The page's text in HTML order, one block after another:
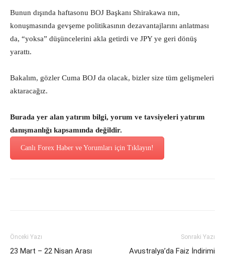
Bunun dışında haftasonu BOJ Başkanı Shirakawa nın,
konuşmasında gevşeme politikasının dezavantajlarını anlatması
da, “yoksa” düşüncelerini akla getirdi ve JPY ye geri dönüş
yarattı.
Bakalım, gözler Cuma BOJ da olacak, bizler size tüm gelişmeleri
aktaracağız.
Burada yer alan yatırım bilgi, yorum ve tavsiyeleri yatırım
danışmanlığı kapsamında değildir.
Canlı Forex Haber ve Yorumları için Tıklayın!
Önceki Yazı
23 Mart – 22 Nisan Arası
Sonraki Yazı
Avustralya’da Faiz İndirimi